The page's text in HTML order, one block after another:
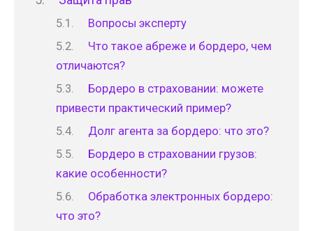
Вопросы эксперту
Что такое абреже и бордеро, чем
отличаются?
Бордеро в страховании: можете
привести практический пример?
Долг агента за бордеро: что это?
Бордеро в страховании грузов:
какие особенности?
Обработка электронных бордеро:
что это?